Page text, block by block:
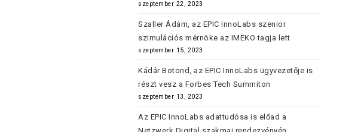
szeptember 22, 2023
Szaller Ádám, az EPIC InnoLabs szenior
szimulációs mérnöke az IMEKO tagja lett
szeptember 15, 2023
Kádár Botond, az EPIC InnoLabs ügyvezetője is
részt vesz a Forbes Tech Summiton
szeptember 13, 2023
Az EPIC InnoLabs adattudósa is előad a